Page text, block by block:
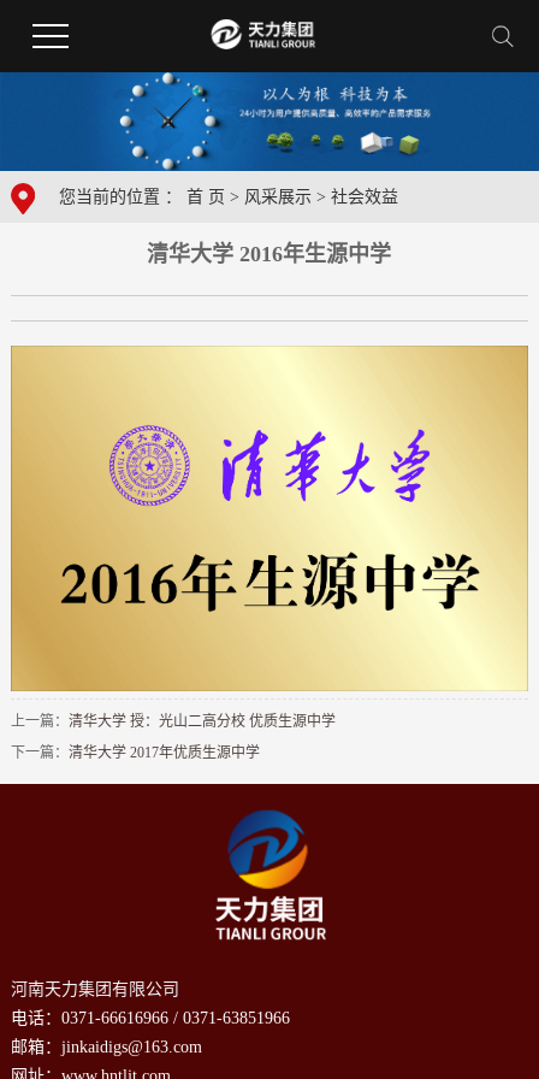
您当前的位置 ： 首 页 > 风采展示> 社会效益
清华大学 2016年生源中学
上一篇： 清华大学 授：光山二高分校 优质生源中学
下一篇： 清华大学 2017年优质生源中学
河南天力集团有限公司
电话：0371-66616966 / 0371-63851966
邮箱：jinkaidigs@163.com